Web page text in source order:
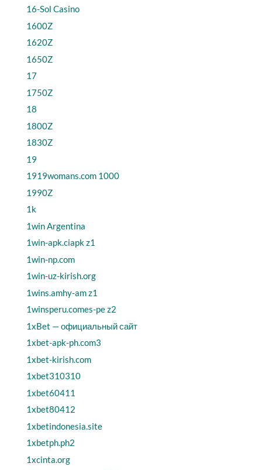
16-Sol Casino
1600Z
1620Z
1650Z
17
1750Z
18
1800Z
1830Z
19
1919womans.com 1000
1990Z
1k
1win Argentina
1win-apk.ciapk z1
1win-np.com
1win-uz-kirish.org
1wins.amhy-am z1
1winsperu.comes-pe z2
1xBet — официальный сайт
1xbet-apk-ph.com3
1xbet-kirish.com
1xbet310310
1xbet60411
1xbet80412
1xbetindonesia.site
1xbetph.ph2
1xcinta.org